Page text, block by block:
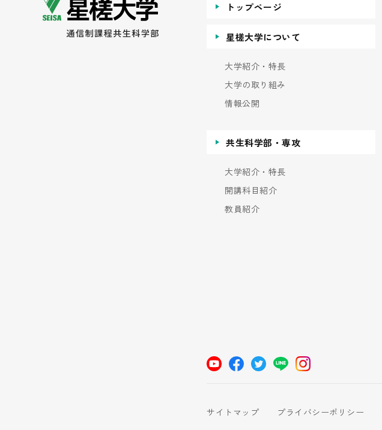
トップページ
星槎大学について
大学紹介・特長
大学の取り組み
情報公開
共生科学部・専攻
大学紹介・特長
開講科目紹介
教員紹介
サイトマップ プライバシーポリシー